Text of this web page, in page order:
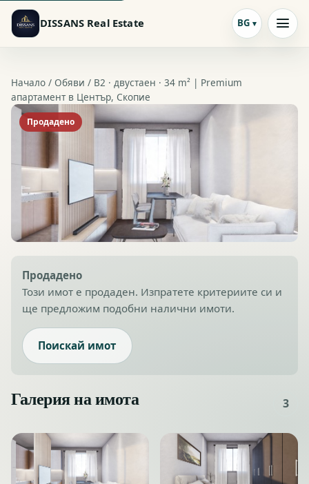
DISSANS Real Estate BG
Начало / Обяви / B2 · двустаен · 34 m² | Premium
апартамент в Център, Скопие
Продадено
Продадено
Този имот е продаден. Изпратете критериите си и
ще предложим подобни налични имоти.
Поискай имот
Галерия на имота 3